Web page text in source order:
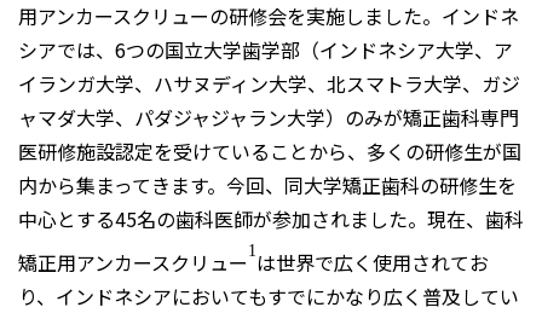
用アンカースクリューの研修会を実施しました。インドネ
シアでは、6つの国立大学歯学部（インドネシア大学、ア
イランガ大学、ハサヌディン大学、北スマトラ大学、ガジ
ャマダ大学、パダジャジャラン大学）のみが矯正歯科専門
医研修施設認定を受けていることから、多くの研修生が国
内から集まってきます。今回、同大学矯正歯科の研修生を
中心とする45名の歯科医師が参加されました。現在、歯科
矯正用アンカースクリュー 1は世界で広く使用されてお
り、インドネシアにおいてもすでにかなり広く普及してい